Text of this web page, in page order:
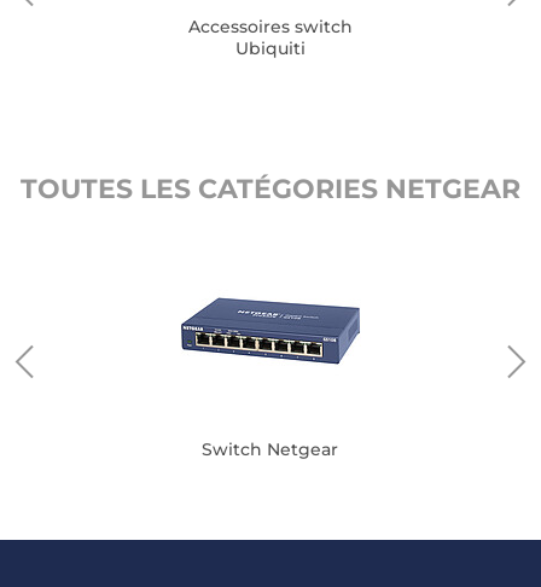
Accessoires switch
Ubiquiti
TOUTES LES CATÉGORIES NETGEAR
Switch Netgear